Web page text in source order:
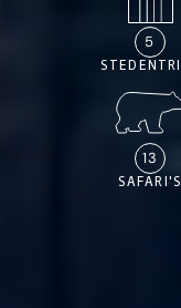
5
SAFARI'S
13